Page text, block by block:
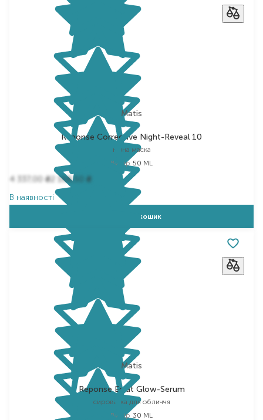
Matis
Reponse Corrective Night-Reveal 10
нічна маска
Вибір 50 ML
4 337,00₴2 168,50
₴
В наявності
Додати в кошик
Matis
Reponse Eclat Glow-Serum
сироватка для обличчя
Вибір 30 ML